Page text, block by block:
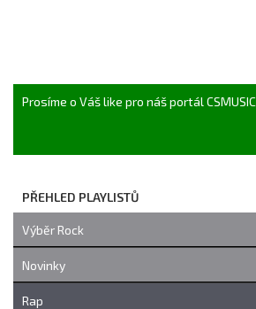
Prosíme o Váš like pro náš portál CSMUSIC
PŘEHLED PLAYLISTŮ
Výběr Rock
Novinky
Rap